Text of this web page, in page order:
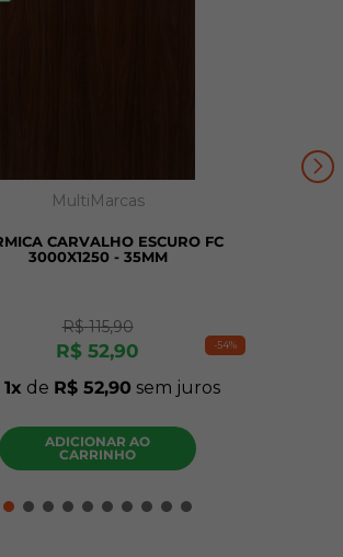
-54%
MultiMarcas
CARVALHO ESCURO FC
3000X1250 - 35MM
R$ 115,90
R$ 52,90
1 de R$ 52,90 sem juros
ADICIONAR AO
CARRINHO